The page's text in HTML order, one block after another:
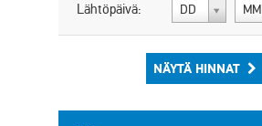
Lähtöpäivä: DD MM
NÄYTÄ HINNAT